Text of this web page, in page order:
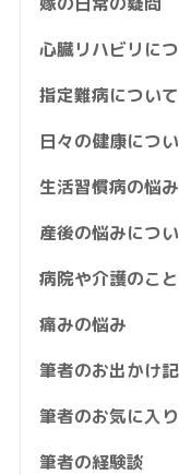
心臓リハビリに
指定難病について
日々の健康につ
生活習慣病の悩み
産後の悩みにつ
病院や介護のこ
痛みの悩み
筆者のお出かけ
筆者のお気に入
筆者の経験談